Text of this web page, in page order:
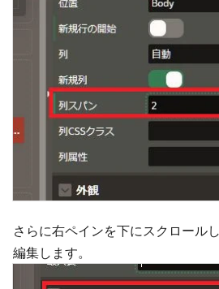
さらに右ペインを下にスクロール
編集します。